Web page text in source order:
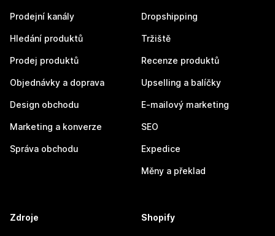
Prodejní kanály
Hledání produktů
Prodej produktů
Objednávky a doprava
Design obchodu
Marketing a konverze
Správa obchodu
Dropshipping
Tržiště
Recenze produktů
Upselling a balíčky
E-mailový marketing
SEO
Expedice
Měny a překlad
Zdroje Shopify